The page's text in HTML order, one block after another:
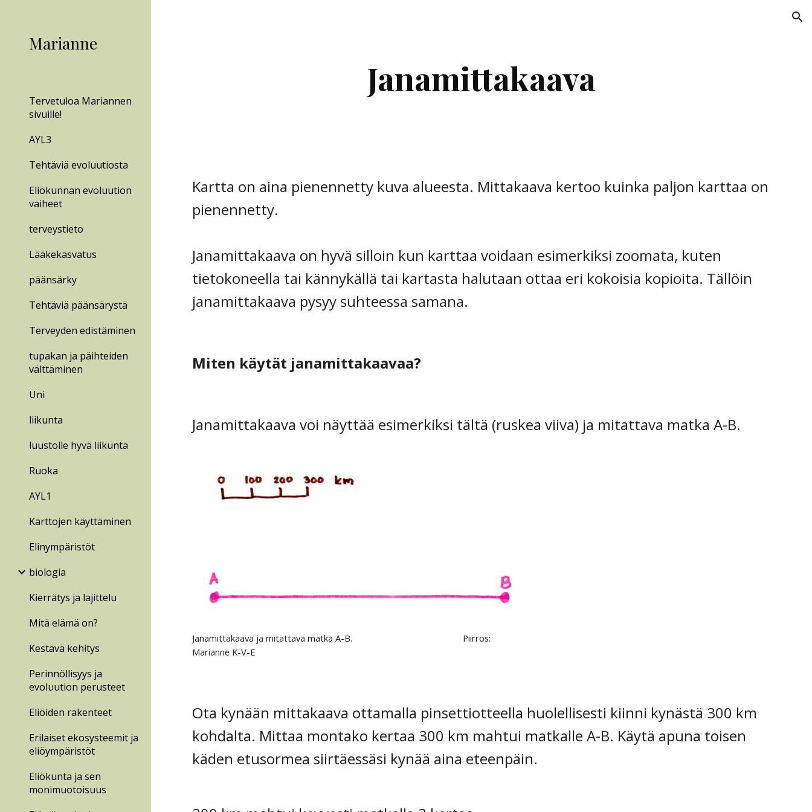
Marianne
Tervetuloa Mariannen
sivuille!
AYL3
Tehtäviä evoluutiosta
Eliökunnan evoluution
vaiheet
terveystieto
Lääkekasvatus
päänsärky
Tehtäviä päänsärystä
Terveyden edistäminen
tupakan ja päihteiden
välttäminen
Uni
liikunta
luustolle hyvä liikunta
Ruoka
AYL1
Karttojen käyttäminen
Elinympäristöt
biologia
Kierrätys ja lajittelu
Mitä elämä on?
Kestävä kehitys
Perinnöllisyys ja
evoluution perusteet
Eliöiden rakenteet
Erilaiset ekosysteemit ja
eliöympäristöt
Eliökunta ja sen
monimuotoisuus
Janamittakaava
Kartta on aina pienennetty kuva alueesta. Mittakaava kertoo kuinka paljon karttaa on
pienennetty.
Janamittakaava on hyvä silloin kun karttaa voidaan esimerkiksi zoomata, kuten
tietokoneella tai kännykällä tai kartasta halutaan ottaa eri kokoisia kopioita. Tällöin
janamittakaava pysyy suhteessa samana.
Miten käytät janamittakaavaa?
Janamittakaava voi näyttää esimerkiksi tältä (ruskea viiva) ja mitattava matka A-B.
Janamittakaava ja mitattava matka A-B.
Piirros:
Marianne K-V-E
Ota kynään mittakaava ottamalla pinsettiotteella huolellisesti kiinni kynästä 300 km
kohdalta. Mittaa montako kertaa 300 km mahtui matkalle A-B. Käytä apuna toisen
käden etusormea siirtäessäsi kynää aina eteenpäin.